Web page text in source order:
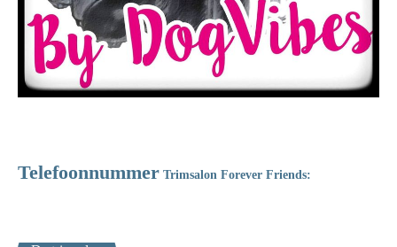
Telefoonnummer Trimsalon Forever Friends: